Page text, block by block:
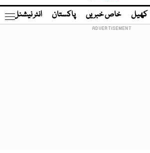
کھیل خاص خبریں پاکستان انٹر نیشنل